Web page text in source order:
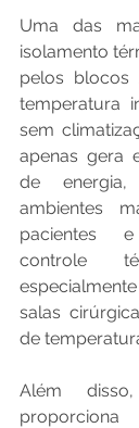
Uma das
isolamento
pelos blocos
temperatura
sem
apenas gera
de
ambientes
pacientes
controle
salas
de
Além
proporciona